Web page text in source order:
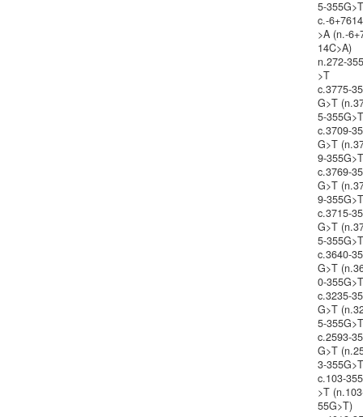
5-
c.-
>A (n.-
14C>A)
n.272-
>T
c.3775-
G>T
5-
c.3709-
G>T
9-
c.3769-
G>T
9-
c.3715-
G>T
5-
c.3640-
G>T
0-
c.3235-
G>T
5-
c.2593-
G>T
3-
c.103-
>T
55G>T)